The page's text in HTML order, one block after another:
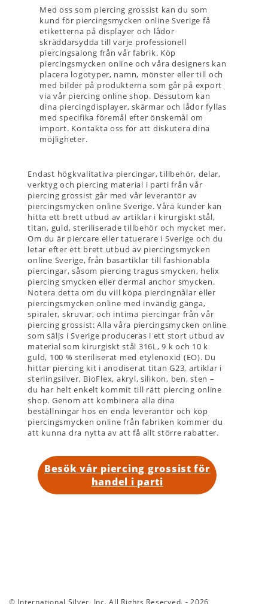
Med oss som piercing grossist kan du som
kund för piercingsmycken online Sverige få
etiketterna på displayer och lådor
skräddarsydda till varje professionell
piercingsalong från vår fabrik. Köp
piercingsmycken online och våra designers kan
placera logotyper, namn, mönster eller till och
med bilder på produkterna som går på export
via vår piercing online shop. Dessutom kan
dina piercingdisplayer, skärmar och lådor fyllas
med specifika föremål efter önskemål om
import. Kontakta oss för att diskutera dina
möjligheter.
Endast högkvalitativa piercingar, tillbehör, delar,
verktyg och piercing material i parti från vår
piercing grossist går med vår leverantör av
piercingsmycken online Sverige. Våra kunder kan
hitta ett brett utbud av artiklar i kirurgiskt stål,
titan, guld, steriliserade tillbehör och mycket mer.
Om du är piercare eller tatuerare i Sverige och du
letar efter ett brett utbud av piercingsmycken
online Sverige, från basartiklar till fashionabla
piercingar, såsom piercing tragus smycken, helix
piercing smycken eller dermal anchor smycken.
Notera detta om du vill köpa piercingnålar eller
piercingsmycken online med invändig gänga,
spiraler, skruvar, och intima piercingar från vår
piercing grossist: Alla våra piercingsmycken online
som säljs i Sverige produceras i ett stort utbud av
material som kirurgiskt stål 316L, 9 k och 10 k
guld, 100 % steriliserat med etylenoxid (EO). Du
hittar piercing kit i anodiserat titan G23, artiklar i
sterlingsilver, BioFlex, akryl, silikon, ben, sten –
du har helt enkelt kommit till rätt piercing online
shop. Genom att kombinera alla dina
beställningar hos en enda leverantör och köp
piercingsmycken online från fabriken kommer du
att kunna dra nytta av att få allt större rabatter.
Besök vår piercing grossist för
handel i parti
© International Silver, Inc. All Rights Reserved. - 2026